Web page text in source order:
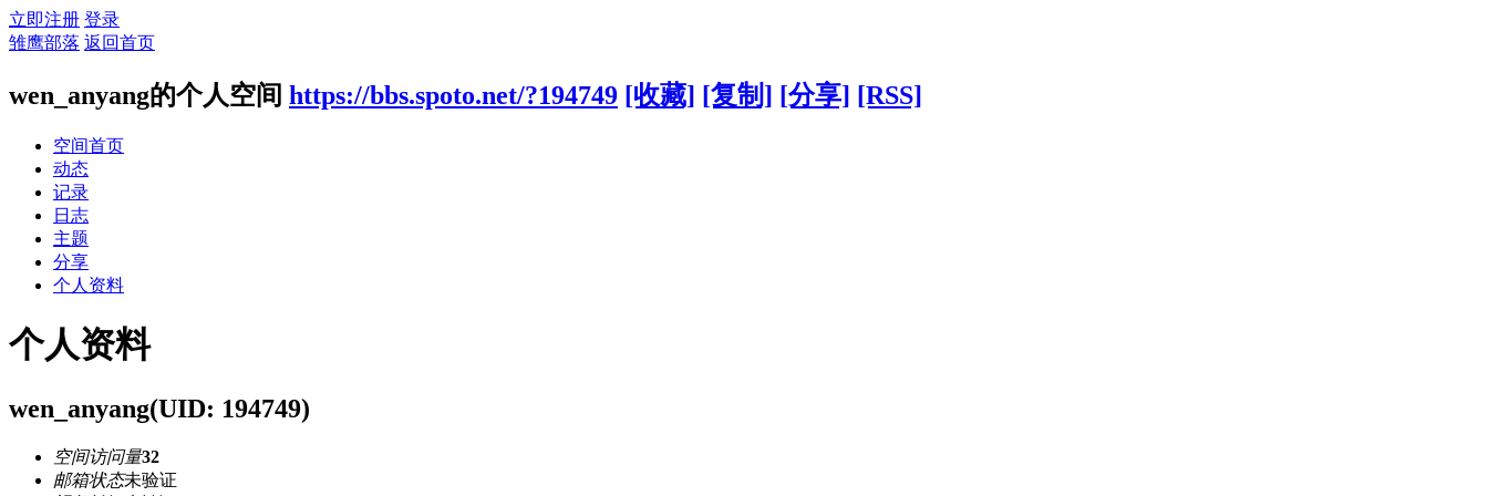
立即注册 登录
雏鹰部落 返回首页
wen_anyang的个人空间 https://bbs.spoto.net/?194749 [收藏] [复制] [分享] [RSS]
空间首页
动态
记录
日志
主题
分享
个人资料
个人资料
wen_anyang(UID: 194749)
空间访问量32
邮箱状态未验证